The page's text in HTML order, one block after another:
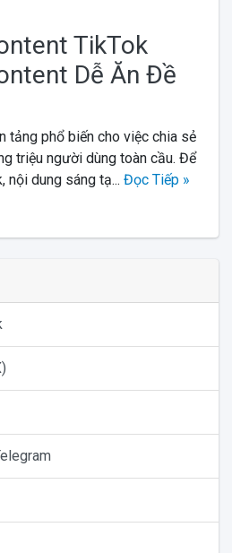
TikTok
Dễ Ăn Đề
tảng phổ biến cho việc chia sẻ
triệu người dùng toàn cầu. Để
nội dung sáng tạ... Đọc Tiếp »